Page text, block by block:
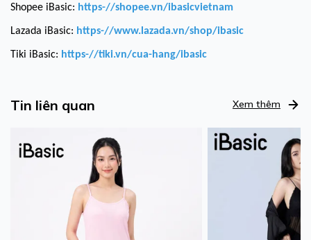
Shopee iBasic: https-//shopee.vn/ibasicvietnam
Lazada iBasic: https-//www.lazada.vn/shop/ibasic
Tiki iBasic: https-//tiki.vn/cua-hang/ibasic
Tin liên quan Xem thêm